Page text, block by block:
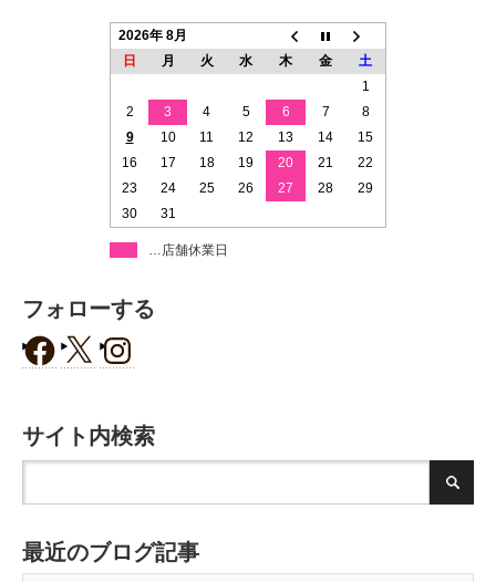
2026年 8月
日
月 火 水 木 金
土
1
2
3 4 5 6 7
8
9
10 11 12 13 14
15
16
17 18 19 20 21
22
23
24 25 26 27 28
29
30
31
…店舗休業日
フォローする
サイト内検索
最近のブログ記事